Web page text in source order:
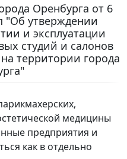
Оренбурга от 6
"Об утверждении
и эксплуатации
студий и салонов
территории города
медицины
предприятия и
как в отдельно